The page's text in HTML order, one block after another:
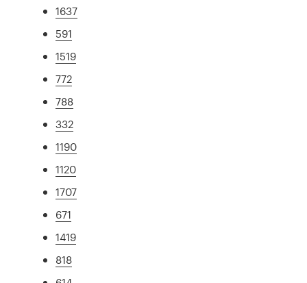
1637
591
1519
772
788
332
1190
1120
1707
671
1419
818